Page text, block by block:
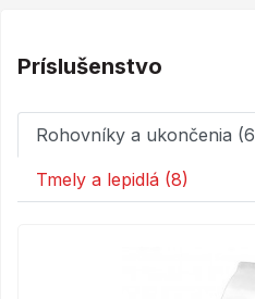
Príslušenstvo
Rohovníky a ukončenia
Tmely a lepidlá (8)